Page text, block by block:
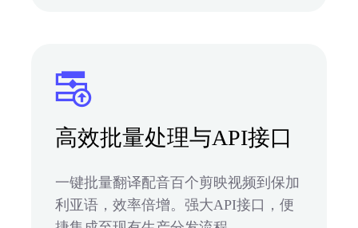
高效批量处理与API接口
一键批量翻译配音百个剪映视频到保加
利亚语，效率倍增。强大API接口，便